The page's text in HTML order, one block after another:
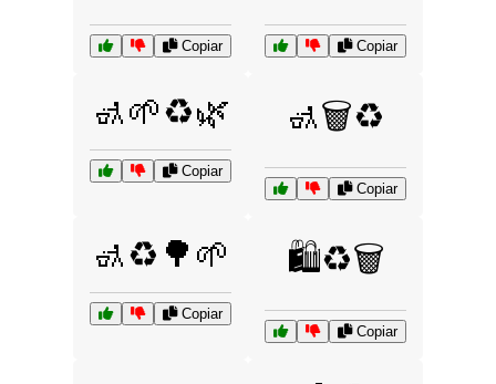
Copiar Copiar
🚮🌱♻️🌿
Copiar
🚮🗑️♻️
Copiar
🚮♻️🌳🌱
Copiar
🛍️♻️🗑️
Copiar